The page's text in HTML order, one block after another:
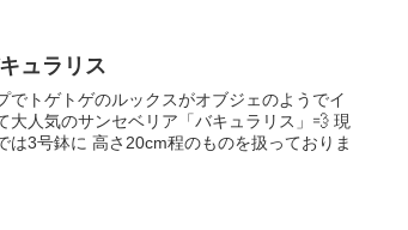
ュラリス
でトゲトゲのルックスがオブジェのようでイ
大人気のサンセベリア「バキュラリス」💨 現
は3号鉢に 高さ20cm程のものを扱っておりま